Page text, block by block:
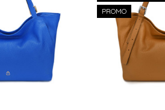
PROMO